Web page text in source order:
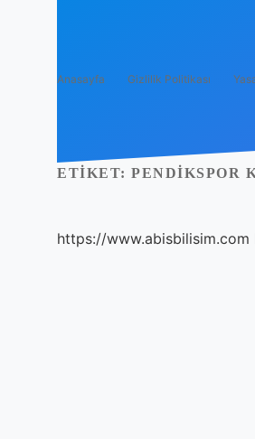
Anasayfa Gizlilik Politikası
ETIKET: PENDIKSPOR
https://www.abisbilisim.com